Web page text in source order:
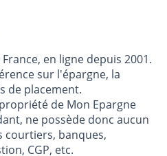
en ligne depuis 2001.
sur l'épargne, la
de placement.
de Mon Epargne
ne possède donc aucun